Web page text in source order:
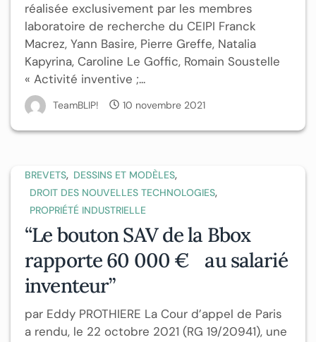
réalisée exclusivement par les membres
laboratoire de recherche du CEIPI Franck
Macrez, Yann Basire, Pierre Greffe, Natalia
Kapyrina, Caroline Le Goffic, Romain Soustelle
« Activité inventive ;...
TeamBLIP! 10 novembre 2021
BREVETS, DESSINS ET MODÈLES,
DROIT DES NOUVELLES TECHNOLOGIES,
PROPRIÉTÉ INDUSTRIELLE
“Le bouton SAV de la Bbox
rapporte 60 000 € au salarié
inventeur”
par Eddy PROTHIERE La Cour d’appel de Paris
a rendu, le 22 octobre 2021 (RG 19/20941), une